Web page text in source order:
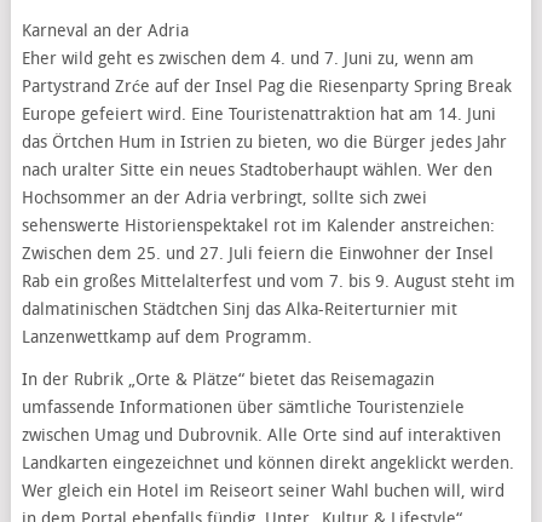
Karneval an der Adria
Eher wild geht es zwischen dem 4. und 7. Juni zu, wenn am
Partystrand Zrće auf der Insel Pag die Riesenparty Spring Break
Europe gefeiert wird. Eine Touristenattraktion hat am 14. Juni
das Örtchen Hum in Istrien zu bieten, wo die Bürger jedes Jahr
nach uralter Sitte ein neues Stadtoberhaupt wählen. Wer den
Hochsommer an der Adria verbringt, sollte sich zwei
sehenswerte Historienspektakel rot im Kalender anstreichen:
Zwischen dem 25. und 27. Juli feiern die Einwohner der Insel
Rab ein großes Mittelalterfest und vom 7. bis 9. August steht im
dalmatinischen Städtchen Sinj das Alka-Reiterturnier mit
Lanzenwettkamp auf dem Programm.
In der Rubrik „Orte & Plätze“ bietet das Reisemagazin
umfassende Informationen über sämtliche Touristenziele
zwischen Umag und Dubrovnik. Alle Orte sind auf interaktiven
Landkarten eingezeichnet und können direkt angeklickt werden.
Wer gleich ein Hotel im Reiseort seiner Wahl buchen will, wird